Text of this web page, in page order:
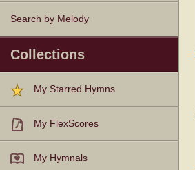
Search by Melody
Collections
My Starred Hymns
My FlexScores
My Hymnals